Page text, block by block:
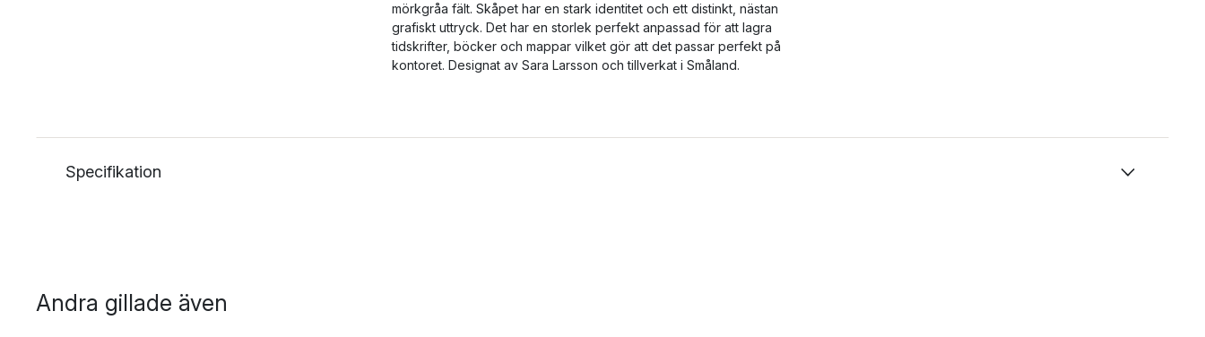
mörkgråa fält. Skåpet har en stark identitet och ett distinkt, nästan
grafiskt uttryck. Det har en storlek perfekt anpassad för att lagra
tidskrifter, böcker och mappar vilket gör att det passar perfekt på
kontoret. Designat av Sara Larsson och tillverkat i Småland.
Specifikation
Andra gillade även